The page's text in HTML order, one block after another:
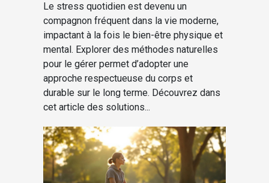
Le stress quotidien est devenu un
compagnon fréquent dans la vie moderne,
impactant à la fois le bien-être physique et
mental. Explorer des méthodes naturelles
pour le gérer permet d’adopter une
approche respectueuse du corps et
durable sur le long terme. Découvrez dans
cet article des solutions...